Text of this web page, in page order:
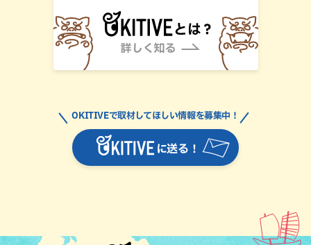
に送る！
OKITIVEで取材してほしい情報を募集中！